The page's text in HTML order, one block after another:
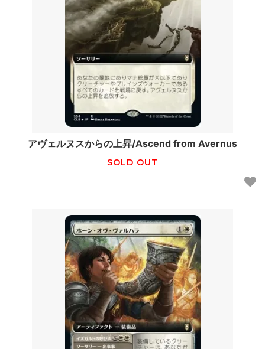
アヴェルヌスからの上昇/Ascend from Avernus
SOLD OUT